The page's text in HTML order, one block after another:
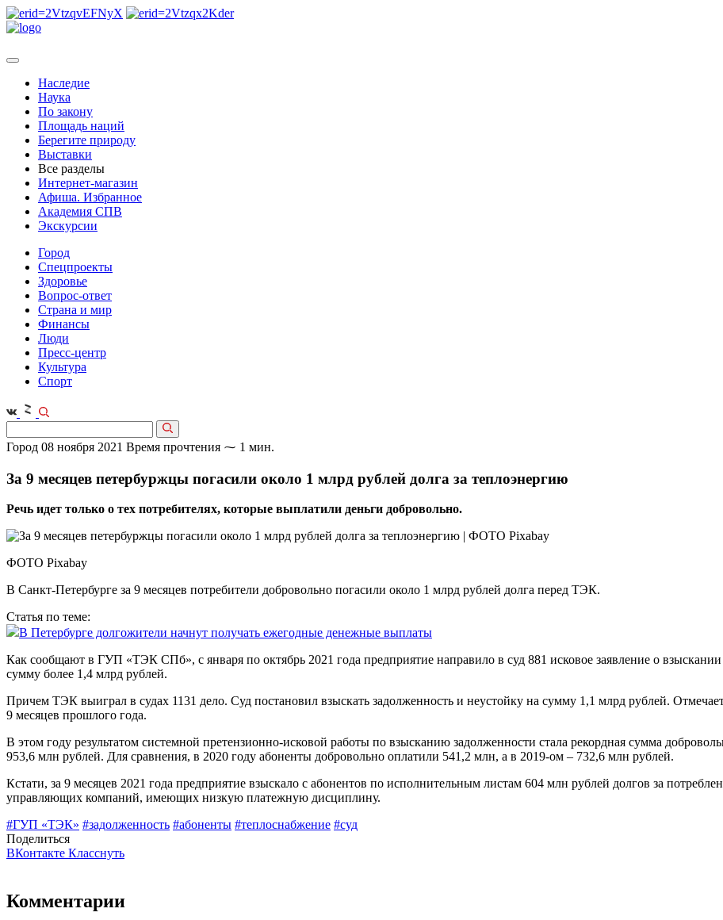
Наследие
Наука
По закону
Площадь наций
Берегите природу
Выставки
Все разделы
Интернет-магазин
Афиша. Избранное
Академия СПВ
Экскурсии
Город
Спецпроекты
Здоровье
Вопрос-ответ
Страна и мир
Финансы
Люди
Пресс-центр
Культура
Спорт
Город 08 ноября 2021 Время прочтения ⁓ 1 мин.
За 9 месяцев петербуржцы погасили около 1 млрд рублей долга за теплоэнергию
Речь идет только о тех потребителях, которые выплатили деньги добровольно.
ФОТО Pixabay
В Санкт-Петербурге за 9 месяцев потребители добровольно погасили около 1 млрд рублей долга перед ТЭК.
Статья по теме:
В Петербурге долгожители начнут получать ежегодные денежные выплаты
Как сообщают в ГУП «ТЭК СПб», с января по октябрь 2021 года предприятие направило в суд 881 исковое заявление о
сумму более 1,4 млрд рублей.
Причем ТЭК выиграл в судах 1131 дело. Суд постановил взыскать задолженность и неустойку на сумму 1,1 млрд рублей.
9 месяцев прошлого года.
В этом году результатом системной претензионно-исковой работы по взысканию задолженности стала рекордная сумма
953,6 млн рублей. Для сравнения, в 2020 году абоненты добровольно оплатили 541,2 млн, а в 2019-ом – 732,6 млн рублей.
Кстати, за 9 месяцев 2021 года предприятие взыскало с абонентов по исполнительным листам 604 млн рублей долгов за
управляющих компаний, имеющих низкую платежную дисциплину.
#ГУП «ТЭК» #задолженность #абоненты #теплоснабжение #суд
Поделиться
ВКонтакте Класснуть
Комментарии